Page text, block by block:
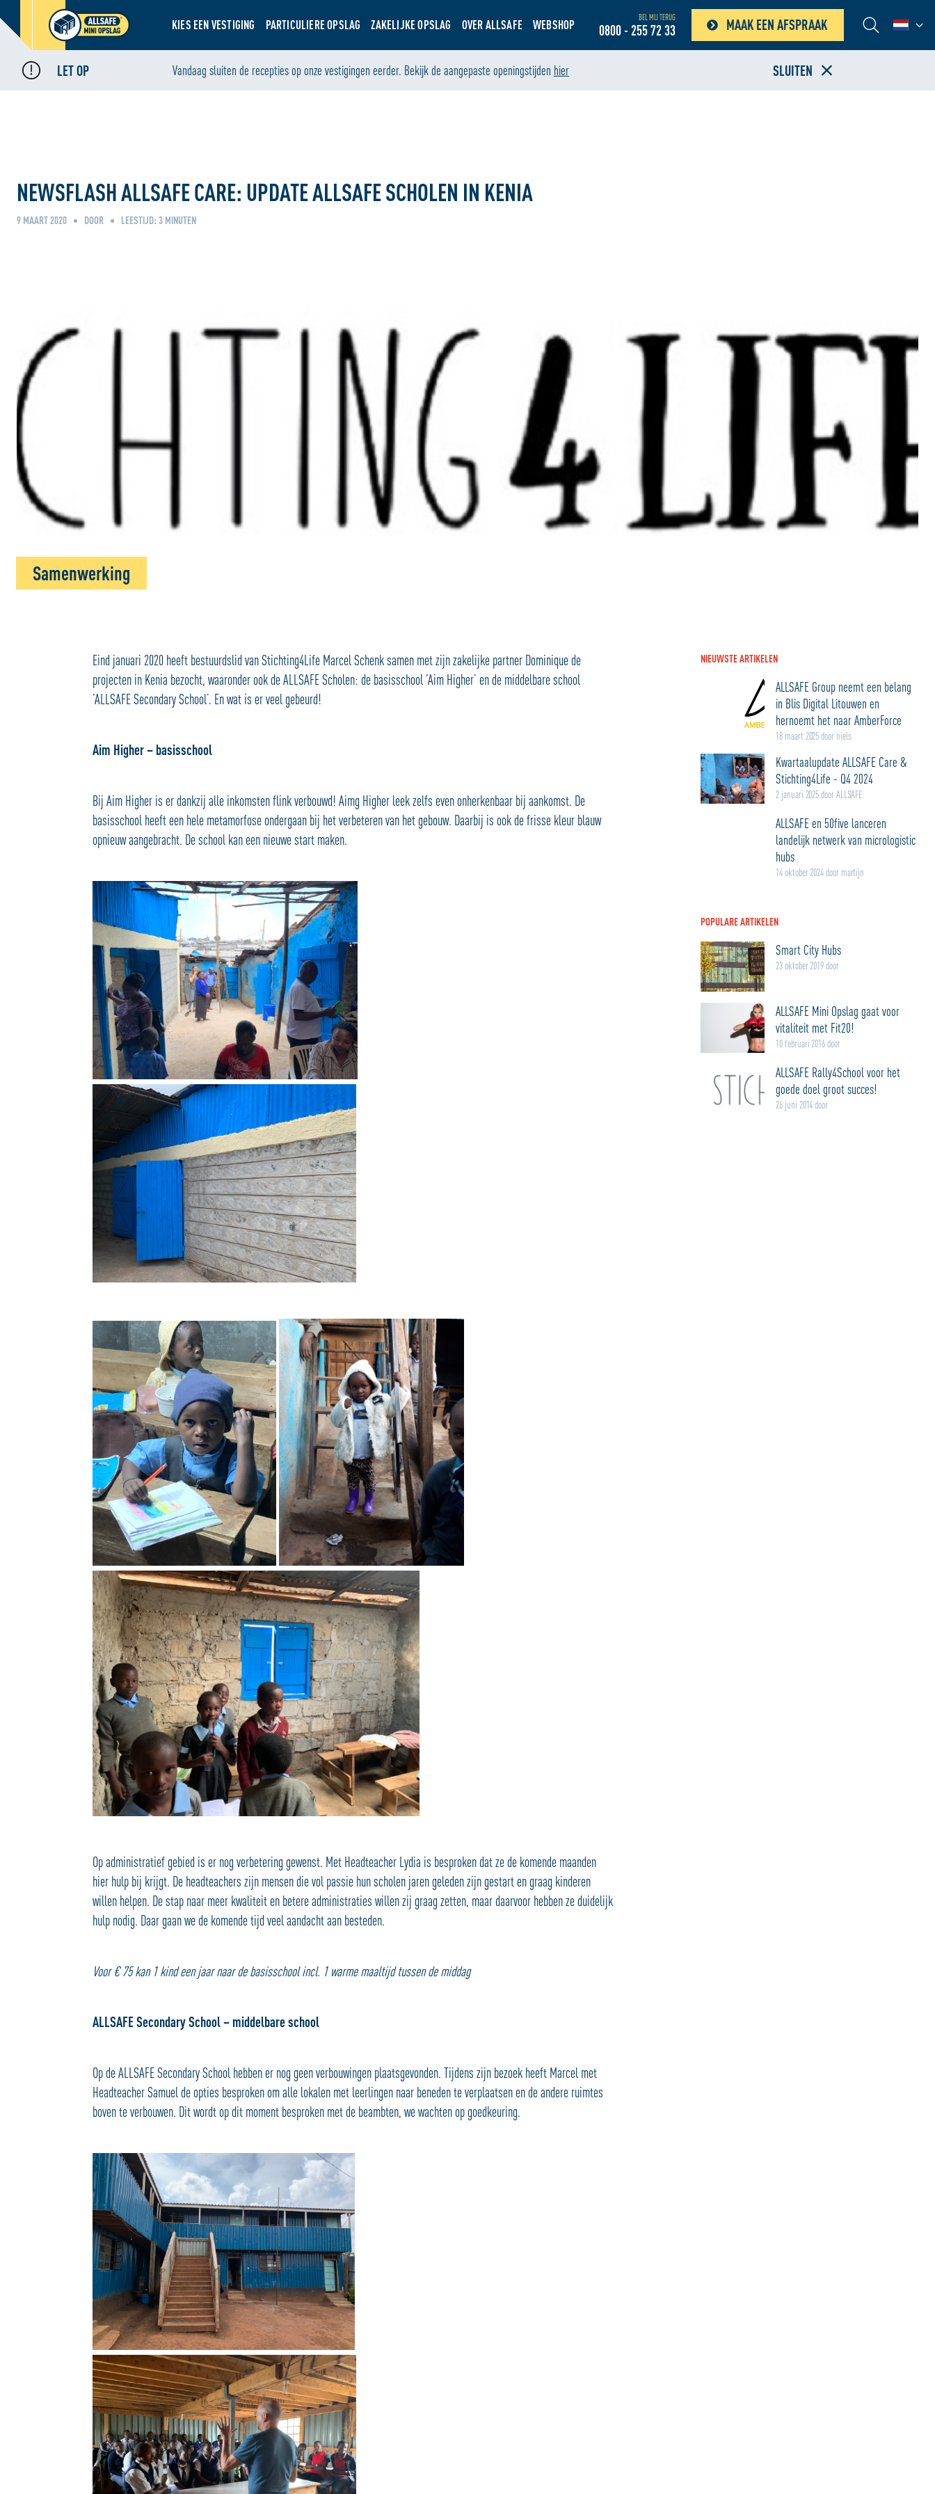
KIES EEN VESTIGING PARTICULIERE OPSLAG ZAKELIJKE OPSLAG OVER ALLSAFE WEBSHOP
BEL MIJ TERUG
0800 - 255 72 33 MAAK EEN AFSPRAAK
LET OP Vandaag sluiten de recepties op onze vestigingen eerder. Bekijk de aangepaste openingstijden hier SLUITEN
Home Nieuws • Newsflash ALLSAFE Care: update ALLSAFE Scholen in Kenia
NEWSFLASH ALLSAFE CARE: UPDATE ALLSAFE SCHOLEN IN KENIA
9 MAART 2020 DOOR LEESTIJD: 3 MINUTEN
Samenwerking
Eind januari 2020 heeft bestuurdslid van Stichting4Life Marcel Schenk samen met zijn zakelijke partner Dominique de
projecten in Kenia bezocht, waaronder ook de ALLSAFE Scholen: de basisschool ‘Aim Higher’ en de middelbare school
‘ALLSAFE Secondary School’. En wat is er veel gebeurd!
Aim Higher – basisschool
Bij Aim Higher is er dankzij alle inkomsten flink verbouwd! Aimg Higher leek zelfs even onherkenbaar bij aankomst. De
basisschool heeft een hele metamorfose ondergaan bij het verbeteren van het gebouw. Daarbij is ook de frisse kleur blauw
opnieuw aangebracht. De school kan een nieuwe start maken.
Op administratief gebied is er nog verbetering gewenst. Met Headteacher Lydia is besproken dat ze de komende maanden
hier hulp bij krijgt. De headteachers zijn mensen die vol passie hun scholen jaren geleden zijn gestart en graag kinderen
willen helpen. De stap naar meer kwaliteit en betere administraties willen zij graag zetten, maar daarvoor hebben ze duidelijk
hulp nodig. Daar gaan we de komende tijd veel aandacht aan besteden.
Voor € 75 kan 1 kind een jaar naar de basisschool incl. 1 warme maaltijd tussen de middag
ALLSAFE Secondary School – middelbare school
Op de ALLSAFE Secondary School hebben er nog geen verbouwingen plaatsgevonden. Tijdens zijn bezoek heeft Marcel met
Headteacher Samuel de opties besproken om alle lokalen met leerlingen naar beneden te verplaatsen en de andere ruimtes
boven te verbouwen. Dit wordt op dit moment besproken met de beambten, we wachten op goedkeuring.
NIEUWSTE ARTIKELEN
ALLSAFE Group neemt een belang
in Blis Digital Litouwen en
hernoemt het naar AmberForce
18 maart 2025 door niels
Kwartaalupdate ALLSAFE Care &
Stichting4Life - Q4 2024
2 januari 2025 door ALLSAFE
ALLSAFE en 50five lanceren
landelijk netwerk van micrologistic
hubs
14 oktober 2024 door martijn
POPULARE ARTIKELEN
Smart City Hubs
23 oktober 2019 door
ALLSAFE Mini Opslag gaat voor
vitaliteit met Fit20!
10 februari 2016 door
ALLSAFE Rally4School voor het
goede doel groot succes!
26 juni 2014 door